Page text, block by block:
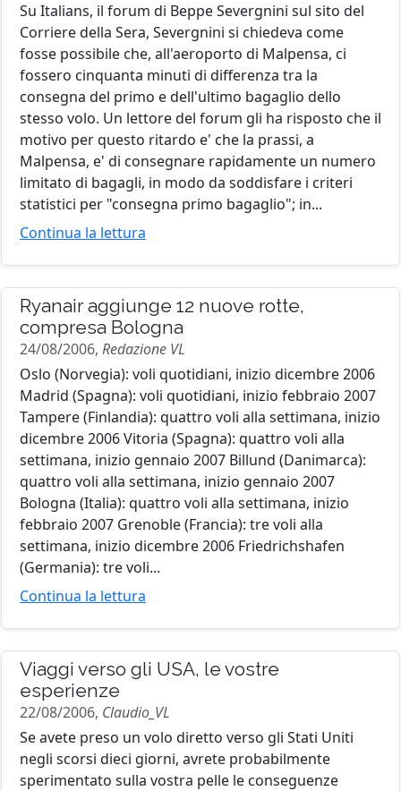
Su Italians, il forum di Beppe Severgnini sul sito del
Corriere della Sera, Severgnini si chiedeva come
fosse possibile che, all'aeroporto di Malpensa, ci
fossero cinquanta minuti di differenza tra la
consegna del primo e dell'ultimo bagaglio dello
stesso volo. Un lettore del forum gli ha risposto che il
motivo per questo ritardo e' che la prassi, a
Malpensa, e' di consegnare rapidamente un numero
limitato di bagagli, in modo da soddisfare i criteri
statistici per "consegna primo bagaglio"; in...
Continua la lettura
Ryanair aggiunge 12 nuove rotte,
compresa Bologna
24/08/2006, Redazione VL
Oslo (Norvegia): voli quotidiani, inizio dicembre 2006
Madrid (Spagna): voli quotidiani, inizio febbraio 2007
Tampere (Finlandia): quattro voli alla settimana, inizio
dicembre 2006 Vitoria (Spagna): quattro voli alla
settimana, inizio gennaio 2007 Billund (Danimarca):
quattro voli alla settimana, inizio gennaio 2007
Bologna (Italia): quattro voli alla settimana, inizio
febbraio 2007 Grenoble (Francia): tre voli alla
settimana, inizio dicembre 2006 Friedrichshafen
(Germania): tre voli...
Continua la lettura
Viaggi verso gli USA, le vostre
esperienze
22/08/2006, Claudio_VL
Se avete preso un volo diretto verso gli Stati Uniti
negli scorsi dieci giorni, avrete probabilmente
sperimentato sulla vostra pelle le conseguenze